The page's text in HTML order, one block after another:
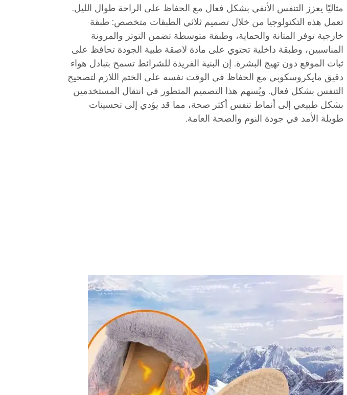
مثاليًا يعزز التنفس الأنفي بشكل فعال مع الحفاظ على الراحة طوال الليل.
تعمل هذه التكنولوجيا من خلال تصميم ثلاثي الطبقات متخصص: طبقة
خارجية توفر المتانة والحماية، وطبقة متوسطة تضمن التوتر والمرونة
المناسبين، وطبقة داخلية تحتوي على مادة لاصقة طبية الجودة تحافظ على
ثبات الموقع دون تهيج البشرة. إن البنية الفريدة للشرائط تسمح بتبادل هواء
دقيق مايكروسكوبي مع الحفاظ في الوقت نفسه على الختم اللازم لتصحيح
التنفس بشكل فعال. ويُسهم هذا التصميم المتطور في انتقال المستخدمين
بشكل طبيعي إلى أنماط تنفس أكثر صحة، مما قد يؤدي إلى تحسينات
طويلة الأمد في جودة النوم والصحة العامة.